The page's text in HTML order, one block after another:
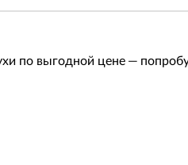
по выгодной цене —